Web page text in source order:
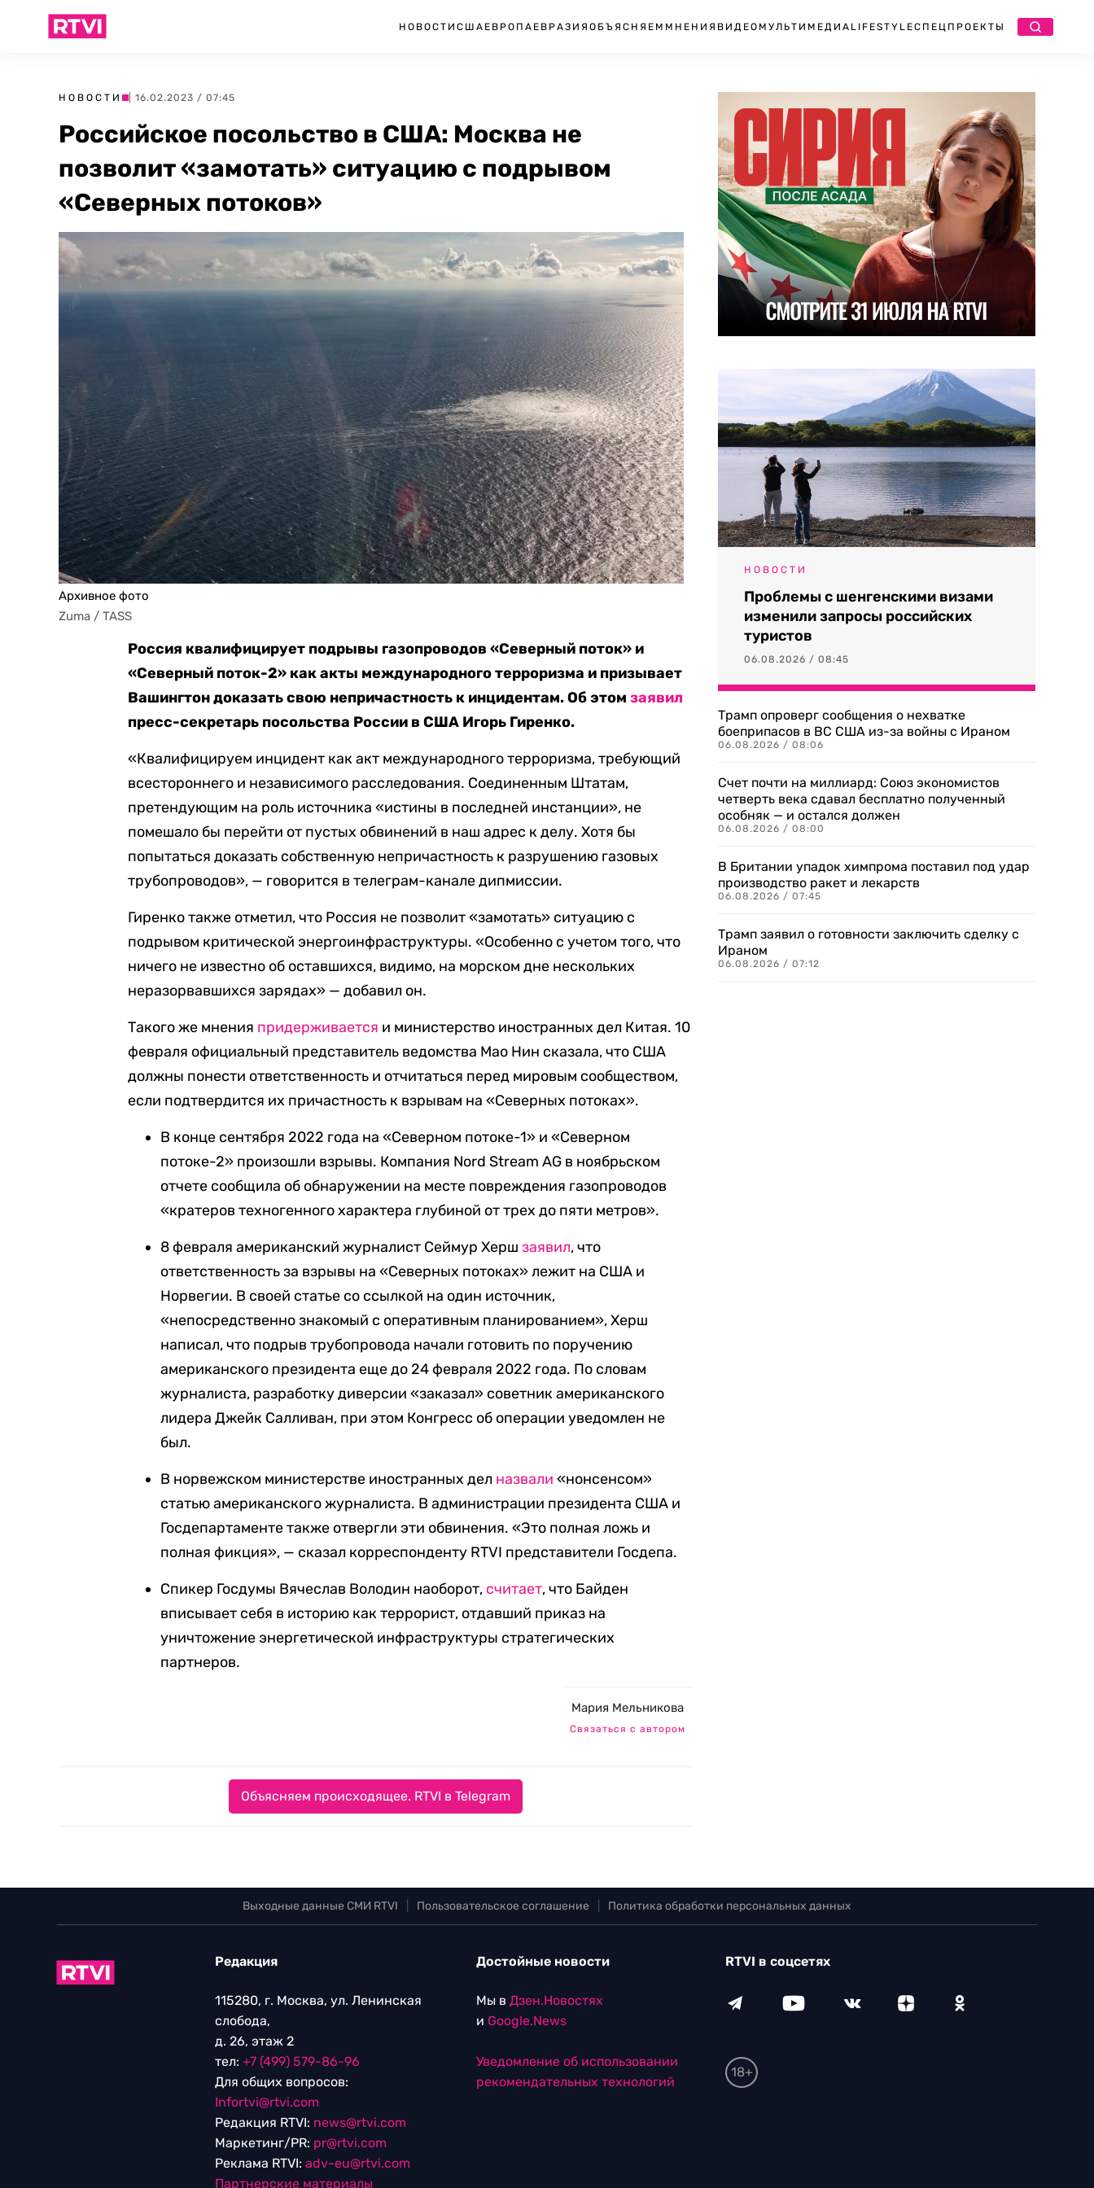
НОВОСТИ США ЕВРОПА ЕВРАЗИЯ ОБЪЯСНЯЕМ МНЕНИЯ ВИДЕО МУЛЬТИМЕДИА LIFESTYLEСПЕЦПРОЕКТЫ
НОВОСТИ | 16.02.2023 / 07:45
Российское посольство в США: Москва не
позволит «замотать» ситуацию с подрывом
«Северных потоков»
Архивное фото
Zuma / TASS
Россия квалифицирует подрывы газопроводов «Северный поток» и
«Северный поток-2» как акты международного терроризма и призывает
Вашингтон доказать свою непричастность к инцидентам. Об этомзаявил
пресс-секретарь посольства России в США Игорь Гиренко.
«Квалифицируем инцидент как акт международного терроризма, требующий
всестороннего и независимого расследования. Соединенным Штатам,
претендующим на роль источника «истины в последней инстанции», не
помешало бы перейти от пустых обвинений в наш адрес к делу. Хотя бы
попытаться доказать собственную непричастность к разрушению газовых
трубопроводов», — говорится в телеграм-канале дипмиссии.
Гиренко также отметил, что Россия не позволит «замотать» ситуацию с
подрывом критической энергоинфраструктуры. «Особенно с учетом того, что
ничего не известно об оставшихся, видимо, на морском дне нескольких
неразорвавшихся зарядах» — добавил он.
Такого же мнения придерживается и министерство иностранных дел Китая. 10
февраля официальный представитель ведомства Мао Нин сказала, что США
должны понести ответственность и отчитаться перед мировым сообществом,
если подтвердится их причастность к взрывам на «Северных потоках».
В конце сентября 2022 года на «Северном потоке-1» и «Северном
потоке-2» произошли взрывы. Компания Nord Stream AG в ноябрьском
отчете сообщила об обнаружении на месте повреждения газопроводов
«кратеров техногенного характера глубиной от трех до пяти метров».
8 февраля американский журналист Сеймур Хершзаявил, что
ответственность за взрывы на «Северных потоках» лежит на США и
Норвегии. В своей статье со ссылкой на один источник,
«непосредственно знакомый с оперативным планированием», Херш
написал, что подрыв трубопровода начали готовить по поручению
американского президента еще до 24 февраля 2022 года. По словам
журналиста, разработку диверсии «заказал» советник американского
лидера Джейк Салливан, при этом Конгресс об операции уведомлен не
был.
В норвежском министерстве иностранных дел назвали «нонсенсом»
статью американского журналиста. В администрации президента США и
Госдепартаменте также отвергли эти обвинения. «Это полная ложь и
полная фикция», — сказал корреспонденту RTVI представители Госдепа.
Спикер Госдумы Вячеслав Володин наоборот, считает, что Байден
вписывает себя в историю как террорист, отдавший приказ на
уничтожение энергетической инфраструктуры стратегических
партнеров.
Мария Мельникова
Связаться с автором
Объясняем происходящее. RTVI в Telegram
НОВОСТИ
Проблемы с шенгенскими визами
изменили запросы российских
туристов
06.08.2026 / 08:45
Трамп опроверг сообщения о нехватке
боеприпасов в ВС США из-за войны с Ираном
06.08.2026 / 08:06
Счет почти на миллиард: Союз экономистов
четверть века сдавал бесплатно полученный
особняк — и остался должен
06.08.2026 / 08:00
В Британии упадок химпрома поставил под удар
производство ракет и лекарств
06.08.2026 / 07:45
Трамп заявил о готовности заключить сделку с
Ираном
06.08.2026 / 07:12
Выходные данные СМИ RTVI Пользовательское соглашение Политика обработки персональных данных
Редакция
115280, г. Москва, ул. Ленинская
слобода,
д. 26, этаж 2
тел: +7 (499) 579-86-96
Для общих вопросов:
Infortvi@rtvi.com
Редакция RTVI: news@rtvi.com
Маркетинг/PR: pr@rtvi.com
Реклама RTVI: adv-eu@rtvi.com
Партнерские материалы
Достойные новости
Мы в Дзен.Новостях
и Google.News
Уведомление об использовании
рекомендательных технологий
RTVI в соцсетях
18+